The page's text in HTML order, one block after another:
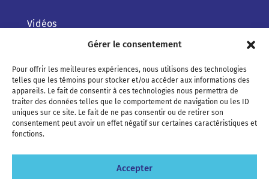
Gérer le consentement
Pour offrir les meilleures expériences, nous utilisons des technologies
telles que les témoins pour stocker et/ou accéder aux informations des
appareils. Le fait de consentir à ces technologies nous permettra de
traiter des données telles que le comportement de navigation ou les ID
uniques sur ce site. Le fait de ne pas consentir ou de retirer son
consentement peut avoir un effet négatif sur certaines caractéristiques et
fonctions.
Accepter
Vidéos